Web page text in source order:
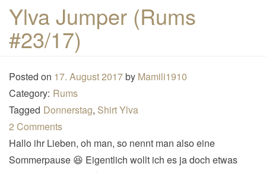
Ylva Jumper (Rums
#23/17)
Posted on 17. August 2017by Mamili1910
Category: Rums
Tagged Donnerstag, Shirt Ylva
2 Comments
Hallo ihr Lieben, oh man, so nennt man also eine
Sommerpause 😆 Eigentlich wollt ich es ja doch etwas